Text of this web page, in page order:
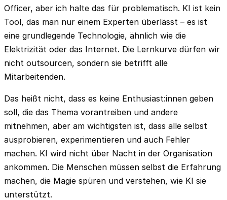
Officer, aber ich halte das für problematisch. KI ist kein
Tool, das man nur einem Experten überlässt – es ist
eine grundlegende Technologie, ähnlich wie die
Elektrizität oder das Internet. Die Lernkurve dürfen wir
nicht outsourcen, sondern sie betrifft alle
Mitarbeitenden.
Das heißt nicht, dass es keine Enthusiast:innen geben
soll, die das Thema vorantreiben und andere
mitnehmen, aber am wichtigsten ist, dass alle selbst
ausprobieren, experimentieren und auch Fehler
machen. KI wird nicht über Nacht in der Organisation
ankommen. Die Menschen müssen selbst die Erfahrung
machen, die Magie spüren und verstehen, wie KI sie
unterstützt.